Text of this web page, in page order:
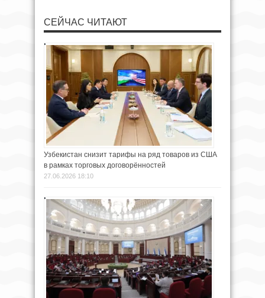
СЕЙЧАС ЧИТАЮТ
Узбекистан снизит тарифы на ряд товаров из США
в рамках торговых договорённостей
27.06.2026 18:10